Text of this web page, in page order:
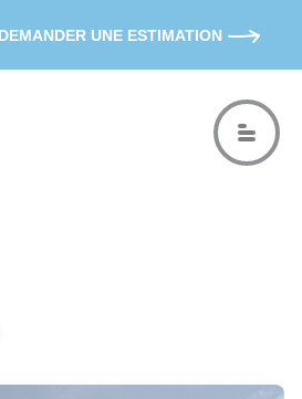
DEMANDER UNE ESTIMATION